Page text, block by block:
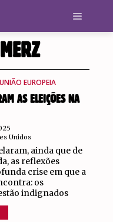
UNIÃO EUROPEIA
AS ELEIÇÕES NA
Unidos
ainda que de
as reflexões
crise em que a
os
indignados